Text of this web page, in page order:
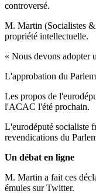
controversé.
M. Martin (Socialistes &
propriété intellectuelle.
« Nous devons adopter
L'approbation du
Les propos de
l'ACAC l'été prochain.
L'eurodéputé socialiste
revendications du
Un débat en ligne
M. Martin a fait ces
émules sur Twitter.